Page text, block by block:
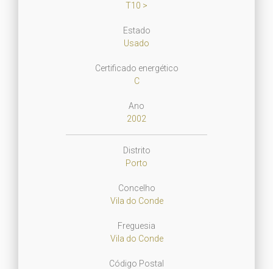
T10 >
Estado
Usado
Certificado energético
C
Ano
2002
Distrito
Porto
Concelho
Vila do Conde
Freguesia
Vila do Conde
Código Postal